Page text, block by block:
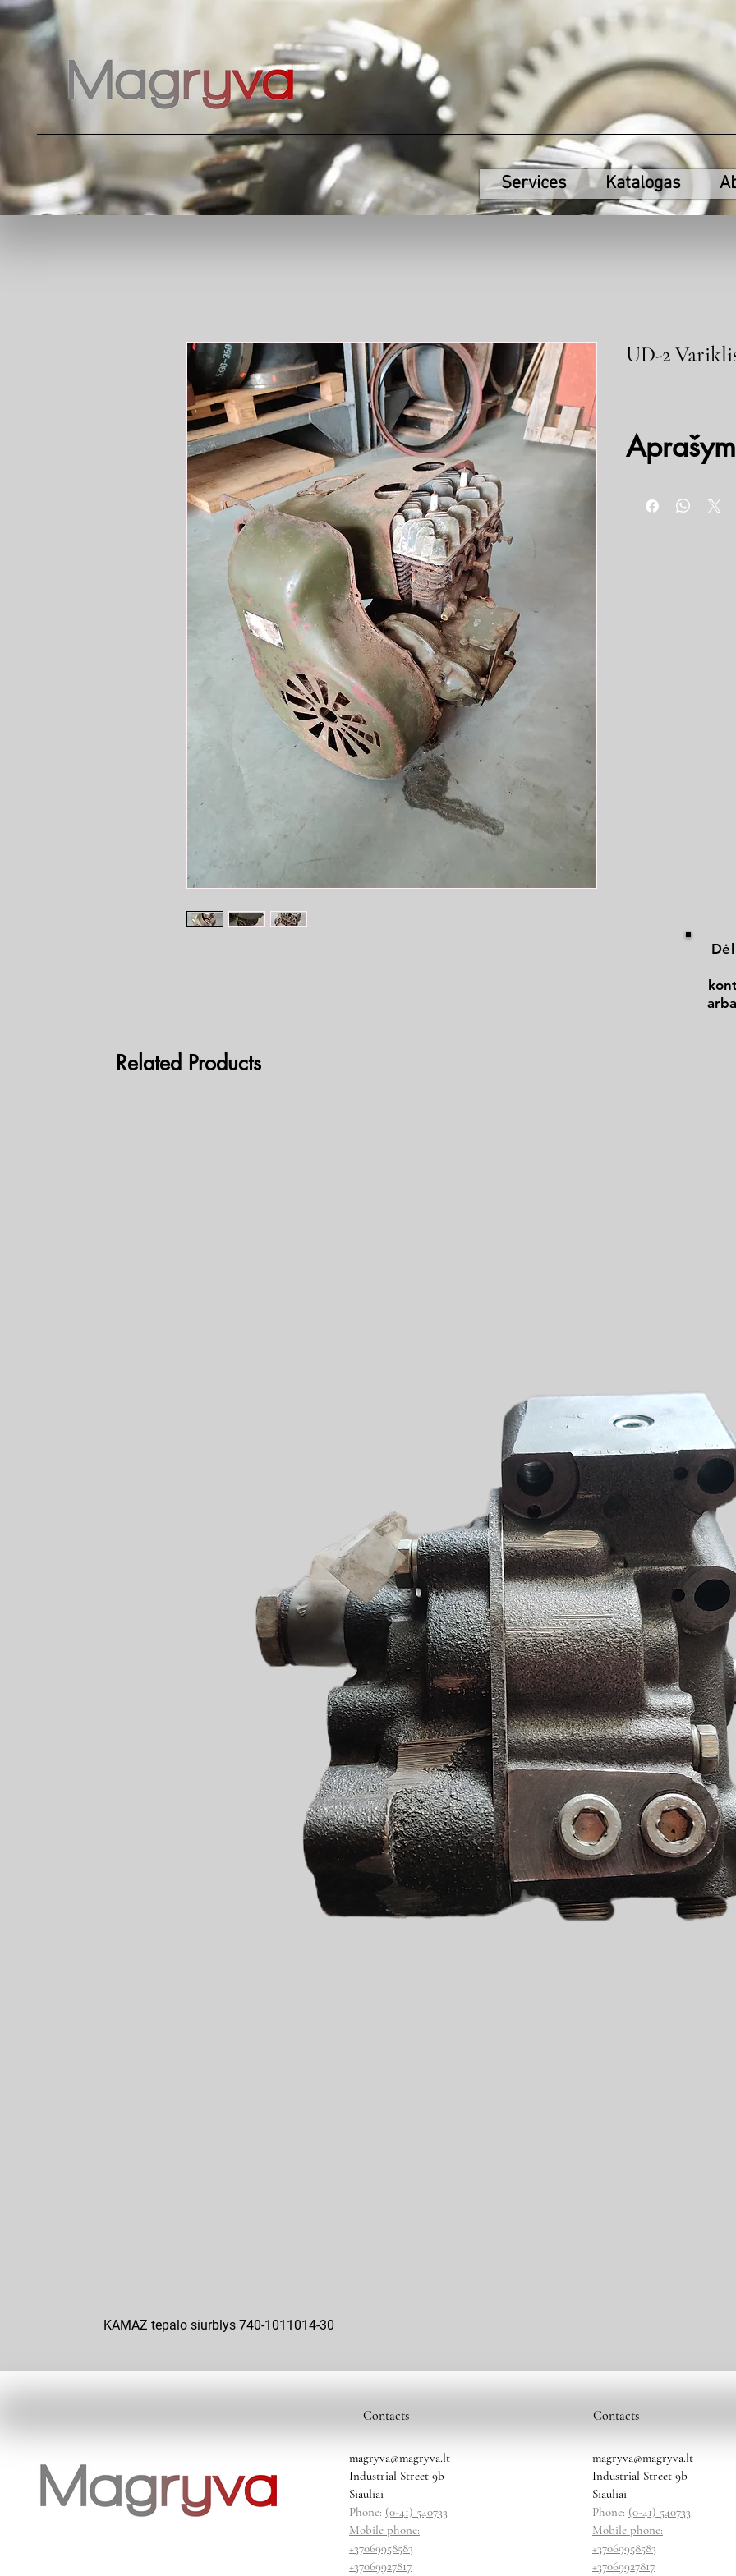
Services Katalogas
UD-2
pagamintas
Related Products
KAMAZ tepalo siurblys 740-1011014-30
Contacts
magryva@magryva.lt
Industrial Street 9b
Siauliai
Phone: (0-41) 540733
Mobile phone:
+37069958583
+37069927817
Contacts
magryva@magryva.lt
Industrial Street 9b
Siauliai
Phone: (0-41) 540733
Mobile phone:
+37069958583
+37069927817